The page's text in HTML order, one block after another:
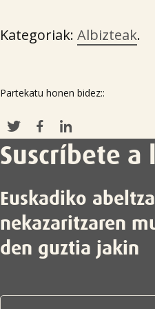
Kategoriak: Albizteak.
Partekatu honen bidez::
Suscríbete
Euskadiko
nekazaritzaren
den guztia jakin